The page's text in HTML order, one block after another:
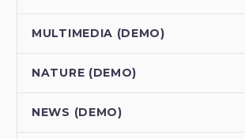
MULTIMEDIA (DEMO)
NATURE (DEMO)
NEWS (DEMO)